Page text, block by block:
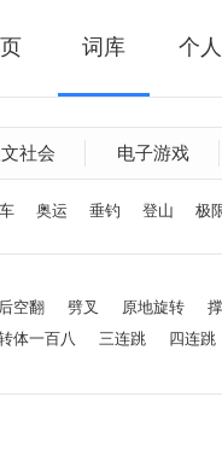
词库 个
文社会 电子游戏
奥运 垂钓 登山 极
后空翻 劈叉 原地旋转
体一百八 三连跳 四连跳